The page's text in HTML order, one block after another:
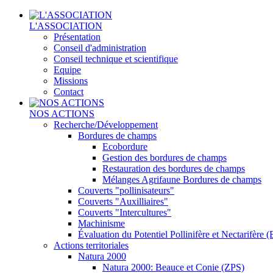
L'ASSOCIATION
Présentation
Conseil d'administration
Conseil technique et scientifique
Equipe
Missions
Contact
NOS ACTIONS
Recherche/Développement
Bordures de champs
Ecobordure
Gestion des bordures de champs
Restauration des bordures de champs
Mélanges Agrifaune Bordures de champs
Couverts "pollinisateurs"
Couverts "Auxilliaires"
Couverts "Intercultures"
Machinisme
Évaluation du Potentiel Pollinifère et Nectarifère
Actions territoriales
Natura 2000
Natura 2000: Beauce et Conie (ZPS)